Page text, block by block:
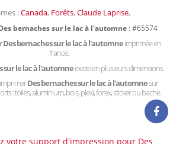
:Canada, Forêts, Claude Laprise,
bernaches sur le lac à l'automne : #65574
Des bernaches sur le lac à l'automneimprimée en
france.
sur le lac à l'automneexiste en plusieurs dimensions.
Des bernaches sur le lac à l'automnesur
: toiles, aluminium, bois, plexi, forex, sticker ou bache.
votre support d'impression pour Des